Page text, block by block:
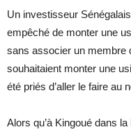
Un investisseur
empêché de monter une
sans associer un membre
souhaitaient monter une
été priés d’aller le faire au
Alors qu’à Kingoué dans